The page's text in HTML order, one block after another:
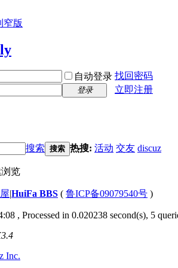
窄版
自动登录 找回密码
登录
立即注册
搜索 搜索 热搜: 活动 交友 discuz
览
|HuiFa BBS ( 鲁ICP备09079540号 )
, Processed in 0.020238 second(s), 5
Inc.